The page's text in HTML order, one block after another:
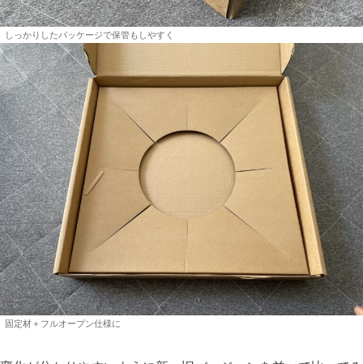
しっかりしたパッケージで保管もしやすく
固定材＋フルオープン仕様に